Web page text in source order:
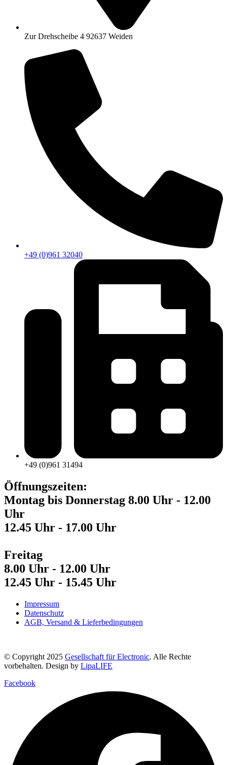
Zur Drehscheibe 4 92637 Weiden
+49 (0)961 32040
+49 (0)961 31494
Öffnungszeiten:
Montag bis Donnerstag 8.00 Uhr - 12.00
Uhr
12.45 Uhr - 17.00 Uhr
Freitag
8.00 Uhr - 12.00 Uhr
12.45 Uhr - 15.45 Uhr
Impressum
Datenschutz
AGB, Versand & Lieferbedingungen
© Copyright 2025 Gesellschaft für Electronic. Alle Rechte
vorbehalten. Design by LipaLIFE
Facebook